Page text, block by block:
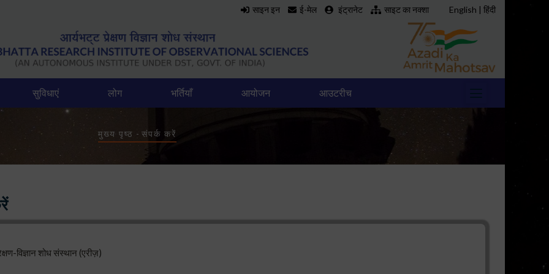
साइन इन ई-मेल इंट्रानेट साइट का नक्शा English | हिंदी
सुविधाएं लोग भर्तियाँ आयोजन आउटरीच
Breadcrumb
मुख्य पृष्ठ - संपर्क करें
विज्ञान शोध संस्थान (एरीज़)